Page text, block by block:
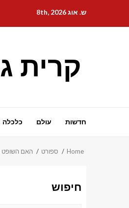
content
ש. אוג 8th, 2026
קרית
חדשות עולם כלכלה
Home ספורט האם השופט
חיפוש